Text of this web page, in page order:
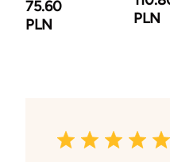
75.60
PLN
PLN